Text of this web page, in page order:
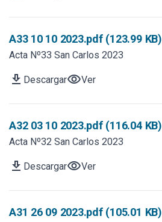
A33 10 10 2023.pdf (123.99 KB)
Acta Nº33 San Carlos 2023
download DescargarvisibilityVer
A32 03 10 2023.pdf (116.04 KB)
Acta Nº32 San Carlos 2023
download DescargarvisibilityVer
A31 26 09 2023.pdf (105.01 KB)